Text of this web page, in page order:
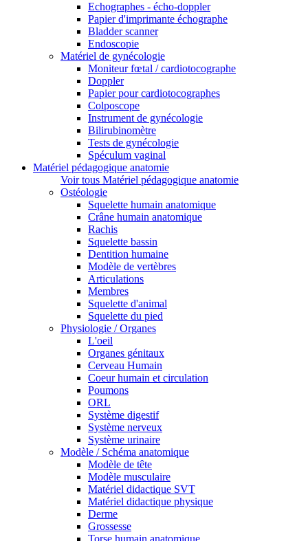
Echographes - écho-doppler
Papier d'imprimante échographe
Bladder scanner
Endoscopie
Matériel de gynécologie
Moniteur fœtal / cardiotocographe
Doppler
Papier pour cardiotocographes
Colposcope
Instrument de gynécologie
Bilirubinomètre
Tests de gynécologie
Spéculum vaginal
Matériel pédagogique anatomie
Voir tous Matériel pédagogique anatomie
Ostéologie
Squelette humain anatomique
Crâne humain anatomique
Rachis
Squelette bassin
Dentition humaine
Modèle de vertèbres
Articulations
Membres
Squelette d'animal
Squelette du pied
Physiologie / Organes
L'oeil
Organes génitaux
Cerveau Humain
Coeur humain et circulation
Poumons
ORL
Système digestif
Système nerveux
Système urinaire
Modèle / Schéma anatomique
Modèle de tête
Modèle musculaire
Matériel didactique SVT
Matériel didactique physique
Derme
Grossesse
Torse humain anatomique